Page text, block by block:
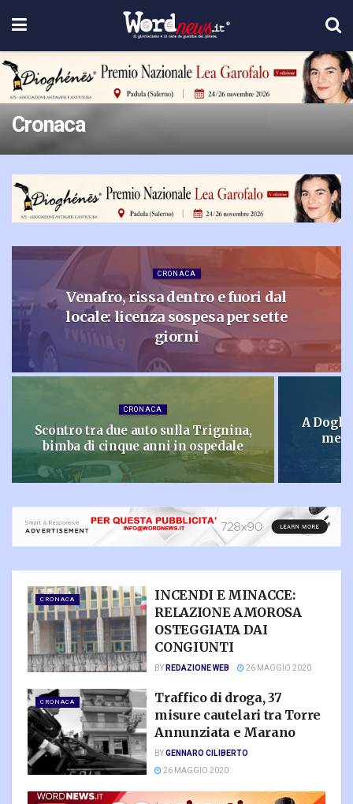
Cronaca
CRONACA
Venafro, rissa dentro e fuori dal
locale: licenza sospesa per sette
giorni
CRONACA
Scontro tra due auto sulla Trignina,
bimba di cinque anni in ospedale
A
CRONACA
INCENDI E MINACCE:
RELAZIONE AMOROSA
OSTEGGIATA DAI
CONGIUNTI
BYREDAZIONE WEB 26 MAGGIO 2020
CRONACA
Traffico di droga, 37
misure cautelari tra Torre
Annunziata e Marano
BYGENNARO CILIBERTO
26 MAGGIO 2020